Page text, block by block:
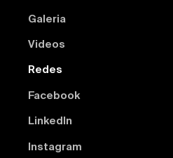
Galeria
Videos
Redes
Facebook
Linkedln
Instagram